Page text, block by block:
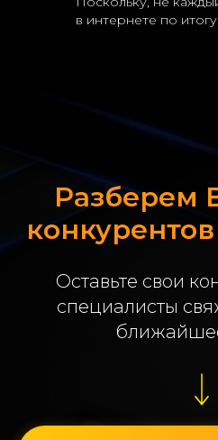
в интернете по
Разберем
Оставьте свои
специалисты